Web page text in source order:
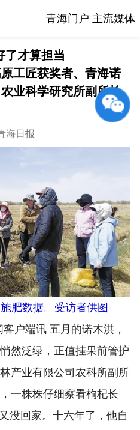
青海门户 主流媒体
了才算担当
工匠获奖者、青海诺
业科学研究所副所长
海日报
肥数据。受访者供图
户端讯 五月的诺木洪，
然泛绿，正值挂果前管护
产业有限公司农科所副所
一株株仔细察看枸杞长
没回家。十六年了，他自